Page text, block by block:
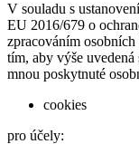
V souladu s
EU 2016/679 o
zpracováním
tím, aby výše uvedená
mnou poskytnuté
cookies
pro účely: